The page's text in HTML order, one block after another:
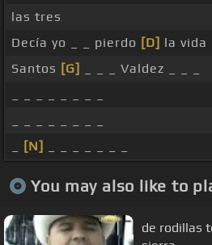
las tres
Decía yo _ _ pierdo [D] la vida
Santos [G]
_ _ _ Valdez _ _ _
[N]
You may also like to
de rodillas